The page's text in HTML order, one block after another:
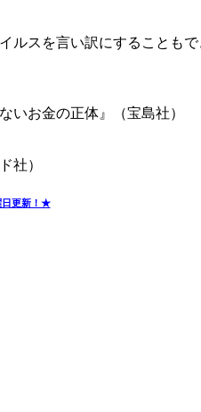
スを言い訳にすることも
いお金の正体』（宝島社）
社）
日更新！★